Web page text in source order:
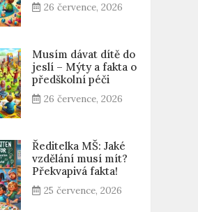
26 července, 2026
Musím dávat dítě do
jeslí – Mýty a fakta o
předškolní péči
26 července, 2026
Ředitelka MŠ: Jaké
vzdělání musí mít?
Překvapivá fakta!
25 července, 2026